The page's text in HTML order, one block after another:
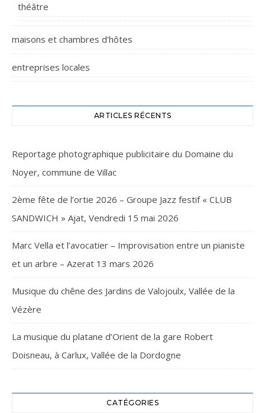
théâtre
maisons et chambres d’hôtes
entreprises locales
ARTICLES RÉCENTS
Reportage photographique publicitaire du Domaine du
Noyer, commune de Villac
2ème fête de l’ortie 2026 – Groupe Jazz festif « CLUB
SANDWICH » Ajat, Vendredi 15 mai 2026
Marc Vella et l’avocatier – Improvisation entre un pianiste
et un arbre – Azerat 13 mars 2026
Musique du chêne des Jardins de Valojoulx, Vallée de la
Vézère
La musique du platane d’Orient de la gare Robert
Doisneau, à Carlux, Vallée de la Dordogne
CATÉGORIES